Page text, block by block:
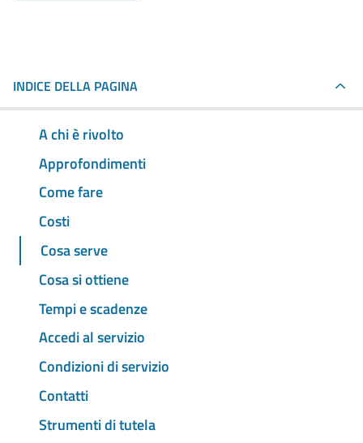
INDICE DELLA PAGINA
A chi è rivolto
Approfondimenti
Come fare
Costi
Cosa serve
Cosa si ottiene
Tempi e scadenze
Accedi al servizio
Condizioni di servizio
Contatti
Strumenti di tutela